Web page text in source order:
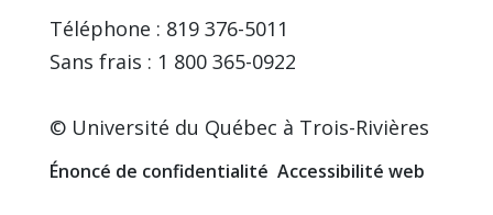
Téléphone : 819 376-5011
Sans frais : 1 800 365-0922
© Université du Québec à Trois-Rivières
Énoncé de confidentialité Accessibilité web